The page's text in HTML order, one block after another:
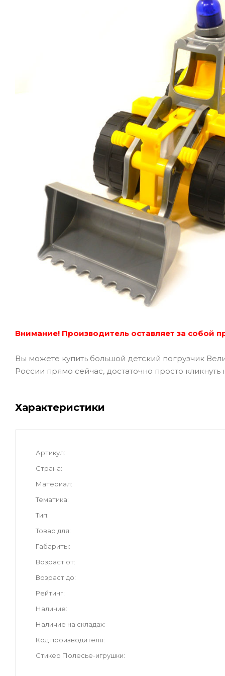
Внимание! Производитель оставляет за собой
Вы можете купить большой детский погрузчик
России прямо сейчас, достаточно просто
Характеристики
Артикул
Страна
Материал
Тематика
Тип
Товар для
Габариты
Возраст от
Возраст до
Рейтинг
Наличие
Наличие на складах
Код производителя
Стикер Полесье-игрушки